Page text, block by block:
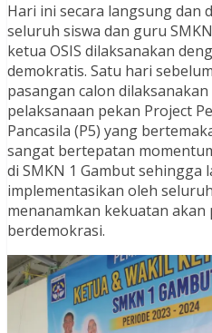
Hari ini secara langsung dan
seluruh siswa dan guru
ketua OSIS dilaksanakan
demokratis. Satu hari
pasangan calon
pelaksanaan pekan Project
Pancasila (P5) yang
sangat bertepatan
di SMKN 1 Gambut sehingga
implementasikan oleh
menanamkan kekuatan akan
berdemokrasi.